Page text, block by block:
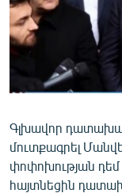
ՍՊՈՐՏ
ՏՏ ԵՒ ԻՆՏԵՐՆԵՏ
ԱՐԽԻՎ
ՏԵՍԱՆՅՈՒԹԵՐ
ԲԱՆԱՎԵՃ
Գլխավոր
մուտքագրել
փոփոխության դեմ
հայտնեցին